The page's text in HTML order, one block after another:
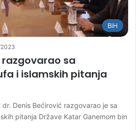
BiH
razgovarao sa
i islamskih pitanja
Denis Bećirović razgovarao je sa
pitanja Države Katar Ganemom bin